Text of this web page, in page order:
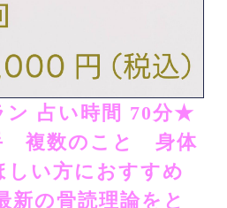
ン 占い時間 70分★​​​​
複数のこと 身体
しい方におすすめ
の骨読理論をと